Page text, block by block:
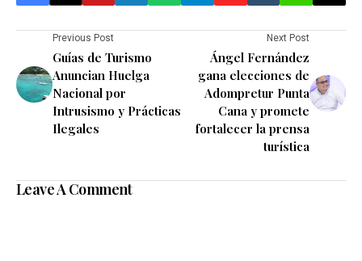
Previous Post
Guías de Turismo
Anuncian Huelga
Nacional por
Intrusismo y Prácticas
Ilegales
Next Post
Ángel Fernández
gana elecciones de
Adompretur Punta
Cana y promete
fortalecer la prensa
turística
Leave A Comment